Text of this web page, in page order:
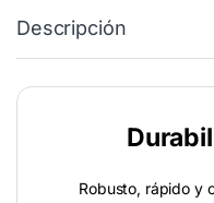
Descripción
Robusto, rápido y